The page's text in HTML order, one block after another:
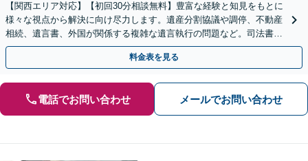
【関西エリア対応】【初回30分相談無料】豊富な経験と知見をもとに
様々な視点から解決に向け尽力します。遺産分割協議や調停、不動産
相続、遺言書、外国が関係する複雑な遺言執行の問題など。司法書士
や税理士とも連携し、円滑な解決を【オンライン面談可】
料金表を見る
電話でお問い合わせ メールでお問い合わせ